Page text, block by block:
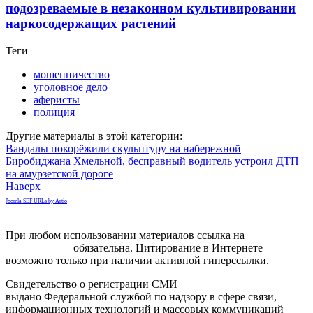
подозреваемые в незаконном культивировании
наркосодержащих растений
Теги
мошенничество
уголовное дело
аферисты
полиция
Другие материалы в этой категории:
Вандалы покорёжили скульптуру на набережной
Биробиджана Хмельной, бесправный водитель устроил ДТП
на амурзетской дороге
Наверх
Joomla SEF URLs by Artio
При любом использовании материалов ссылка на
обязательна. Цитирование в Интернете
возможно только при наличии активной гиперссылки.
Свидетельство о регистрации СМИ
выдано Федеральной службой по надзору в сфере связи,
информационных технологий и массовых коммуникаций